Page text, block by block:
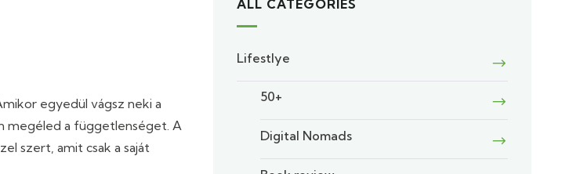
egyedül vágsz neki a
megéled a függetlenséget. A
szert, amit csak a saját
ALL CATEGORIES
Lifestlye
50+
Digital Nomads